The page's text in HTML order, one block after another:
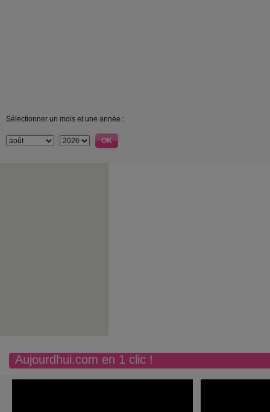
Sélectionner un mois et une année :
Aujourdhui.com en 1 clic !